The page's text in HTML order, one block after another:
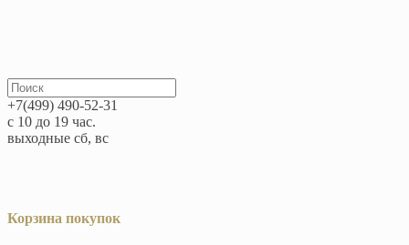
+7(499) 490-52-31
с 10 до 19 час.
выходные сб, вс
Корзина покупок